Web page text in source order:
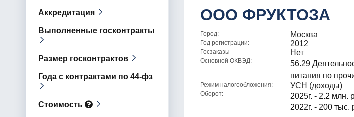
Аккредитация
Выполненные госконтракты
Размер госконтрактов
Года с контрактами по 44-фз
Стоимость
ООО ФРУКТОЗА
Город: Москва
Год регистрации: 2012
Госзаказы Нет
Основной ОКВЭД:
56.29
питания по
Режим налогообложения: УСН (доходы)
Оборот:
2025г. - 2.2 млн.
2022г. - 200 тыс.